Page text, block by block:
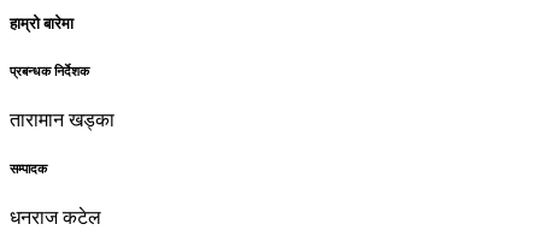
हाम्रो बारेमा
प्रबन्धक निर्देशक
तारामान खड्का
सम्पादक
धनराज कटेल